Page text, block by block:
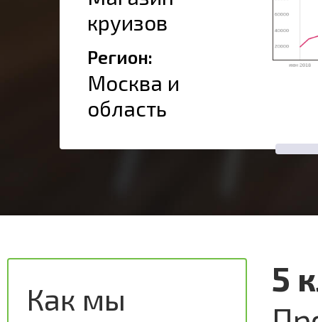
круизов
Регион:
Москва и
область
Как мы
5